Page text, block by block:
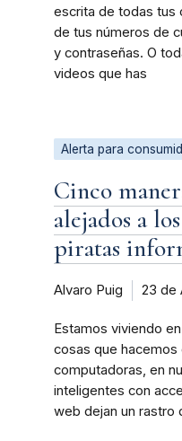
escrita de todas tus
de tus números de
y contraseñas. O
videos que has
Alerta para
Cinco
alejados a
piratas
Alvaro Puig 23 de
Estamos viviendo
cosas que
computadoras, en
inteligentes con
web dejan un rastro